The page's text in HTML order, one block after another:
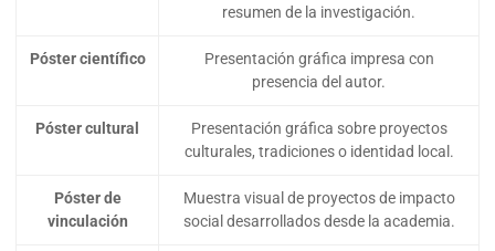
resumen de la investigación.
Póster científico
Presentación gráfica impresa con
presencia del autor.
Póster cultural
Presentación gráfica sobre proyectos
culturales, tradiciones o identidad local.
Póster de
vinculación
Muestra visual de proyectos de impacto
social desarrollados desde la academia.